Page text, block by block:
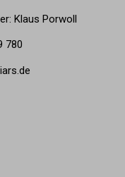
Klaus Porwoll
780